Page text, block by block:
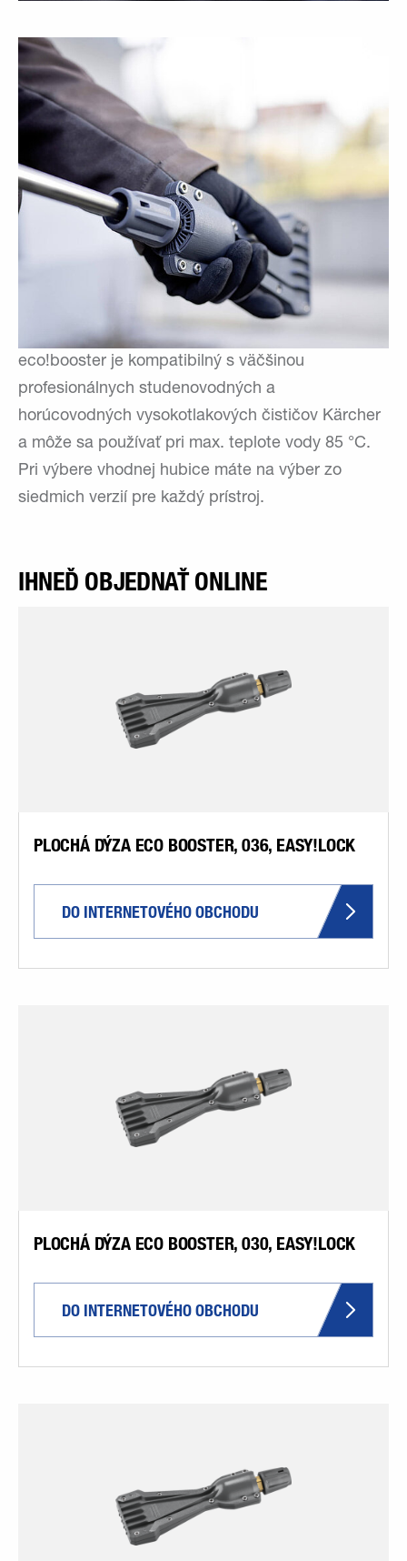
eco!booster je kompatibilný s väčšinou
profesionálnych studenovodných a
horúcovodných vysokotlakových čističov Kärcher
a môže sa používať pri max. teplote vody 85 °C.
Pri výbere vhodnej hubice máte na výber zo
siedmich verzií pre každý prístroj.
IHNEĎ OBJEDNAŤ ONLINE
PLOCHÁ DÝZA ECO BOOSTER, 036, EASY!LOCK
DO INTERNETOVÉHO OBCHODU
PLOCHÁ DÝZA ECO BOOSTER, 030, EASY!LOCK
DO INTERNETOVÉHO OBCHODU